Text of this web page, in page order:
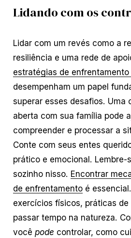
Lidando com os
Lidar com um revés como a
resiliência e uma rede de
estratégias de enfrentamento
desempenham um papel
superar esses desafios. Uma
aberta com sua família pode
compreender e processar a
Conte com seus entes
prático e emocional. Lembre-
sozinho nisso. Encontrar
de enfrentamentoé
exercícios físicos, práticas
passar tempo na natureza.
você pode controlar, como